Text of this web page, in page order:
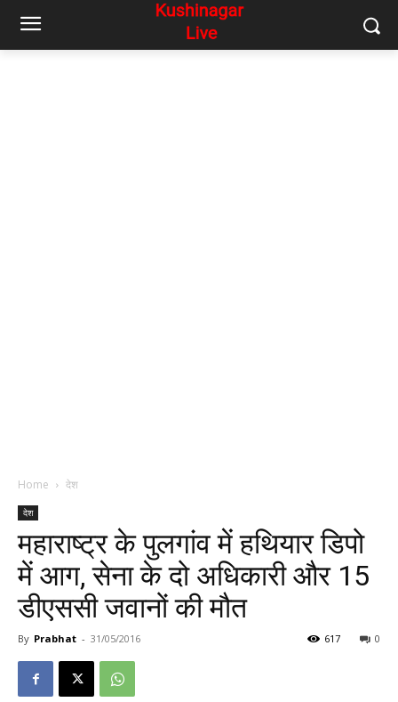
Home देश
देश
महाराष्ट्र के पुलगांव में हथियार डिपो
में आग, सेना के दो अधिकारी और 15
डीएससी जवानों की मौत
By Prabhat - 31/05/2016 0
617